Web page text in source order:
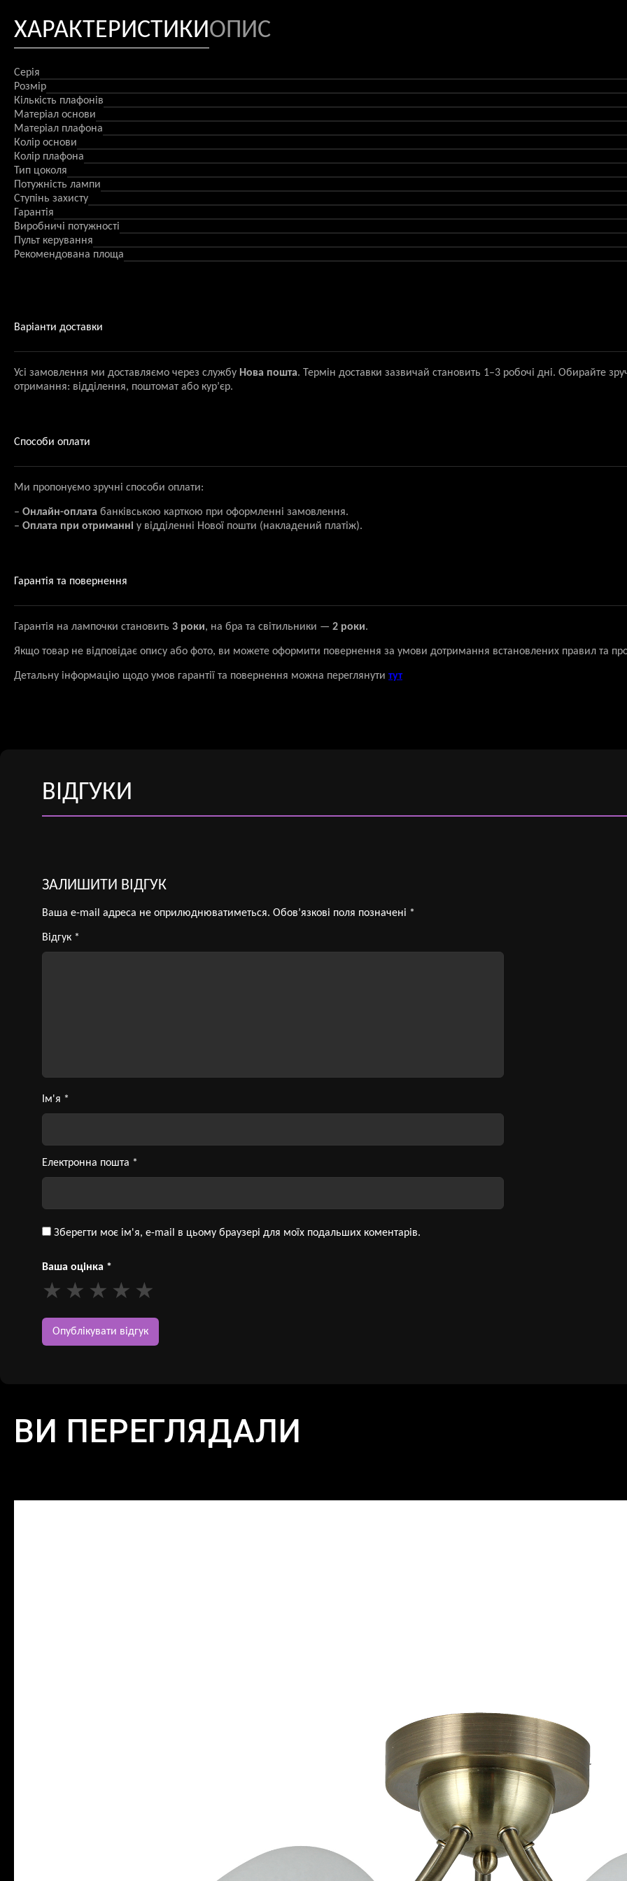
ХАРАКТЕРИСТИКИОПИС
Серія
Розмір
Кількість плафонів
Матеріал основи
Матеріал плафона
Колір основи
Колір плафона
Тип цоколя
Потужність лампи
Ступінь захисту
Гарантія
Виробничі потужності
Пульт керування
Рекомендована площа
Варіанти доставки
Усі замовлення ми доставляємо через службу Нова пошта. Термін доставки зазвичай становить 1–3 робочі дні. Обирайте
отримання: відділення, поштомат або кур’єр.
Способи оплати
Ми пропонуємо зручні способи оплати:
– Онлайн-оплата банківською карткою при оформленні замовлення.
– Оплата при отриманні у відділенні Нової пошти (накладений платіж).
Гарантія та повернення
Гарантія на лампочки становить 3 роки, на бра та світильники — 2 роки.
Якщо товар не відповідає опису або фото, ви можете оформити повернення за умови дотримання встановлених правил та
Детальну інформацію щодо умов гарантії та повернення можна переглянути тут
ВІДГУКИ
ЗАЛИШИТИ ВІДГУК
Ваша e-mail адреса не оприлюднюватиметься. Обов’язкові поля позначені *
Відгук *
Ім'я *
Електронна пошта *
Зберегти моє ім'я, e-mail в цьому браузері для моїх подальших коментарів.
Ваша оцінка *
ВИ ПЕРЕГЛЯДАЛИ